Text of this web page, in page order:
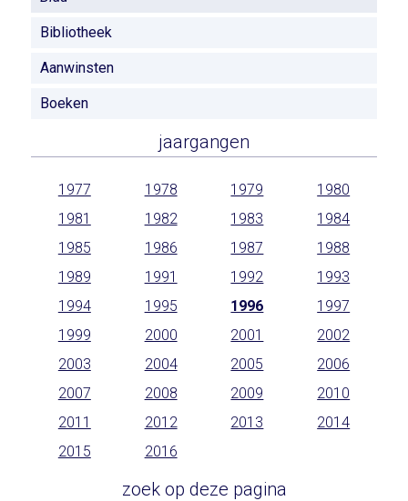
Bibliotheek
Aanwinsten
Boeken
jaargangen
1977 1978 1979
1980
1981
1982 1983
1984
1985
1986 1987
1988
1989
1991 1992
1993
1994
1995 1996
1997
1999
2000 2001
2002
2003
2004 2005
2006
2007
2008 2009
2010
2011
2012 2013
2014
2015
2016
zoek op deze pagina